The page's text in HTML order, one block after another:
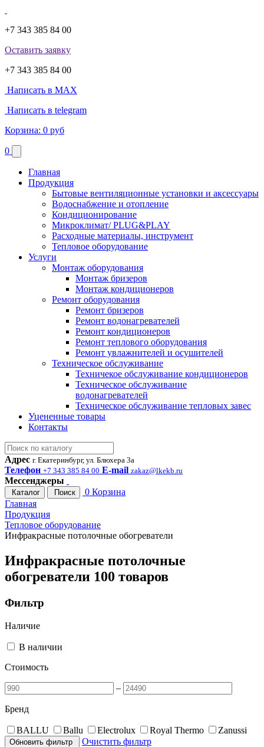
+7 343 385 84 00
Оставить заявку
+7 343 385 84 00
Написать в MAX
Написать в telegram
Корзина: 0 руб
0
Главная
Продукция
Бытовые вентиляционные установки и аксессуары
Водоснабжение и отопление
Кондиционирование
Микроклимат/ PLUG&PLAY
Расходные материалы, инструмент
Тепловое оборудование
Услуги
Монтаж оборудования
Монтаж бризеров
Монтаж кондиционеров
Ремонт оборудования
Ремонт бризеров
Ремонт водонагревателей
Ремонт кондиционеров
Ремонт теплового оборудования
Ремонт увлажнителей и осушителей
Техническое обслуживание
Техничекое обслуживание кондиционеров
Техническое обслуживание
водонагревателей
Техническое обслуживание тепловых завес
Уцененные товары
Контакты
Адрес г. Екатеринбург, ул. Блюхера 3а
Телефон +7 343 385 84 00 E-mail zakaz@lkekb.ru
Мессенджеры
Каталог Поиск 0 Корзина
Главная
Продукция
Тепловое оборудование
Инфракрасные потолочные обогреватели
Инфракрасные потолочные
обогреватели 100 товаров
Фильтр
Наличие
В наличии
Стоимость
–
Бренд
BALLU Ballu Electrolux Royal Thermo Zanussi
Обновить фильтр
Очистить фильтр